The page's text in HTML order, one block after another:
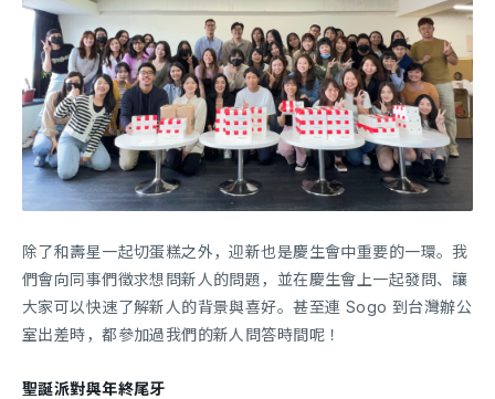
除了和壽星一起切蛋糕之外，迎新也是慶生會中重要的一環。我
們會向同事們徵求想問新人的問題，並在慶生會上一起發問、讓
大家可以快速了解新人的背景與喜好。甚至連 Sogo 到台灣辦公
室出差時，都參加過我們的新人問答時間呢！
聖誕派對與年終尾牙